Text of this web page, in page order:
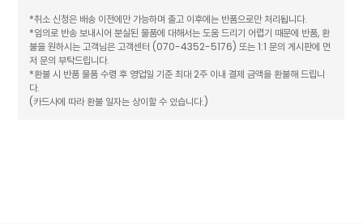
*취소 신청은 배송 이전에만 가능하며 출고 이후에는 반품으로만 처리됩니다.
*임의로 반송 보내시어 분실된 물품에 대해서는 도움 드리기 어렵기 때문에 반품, 환
불을 원하시는 고객님은 고객센터 (070-4352-5176) 또는 1:1 문의 게시판에 먼
저 문의 부탁드립니다.
*환불 시 반품 물품 수령 후 영업일 기준 최대 2주 이내 결제 금액을 환불해 드립니
다.
(카드사에 따라 환불 일자는 상이할 수 있습니다.)